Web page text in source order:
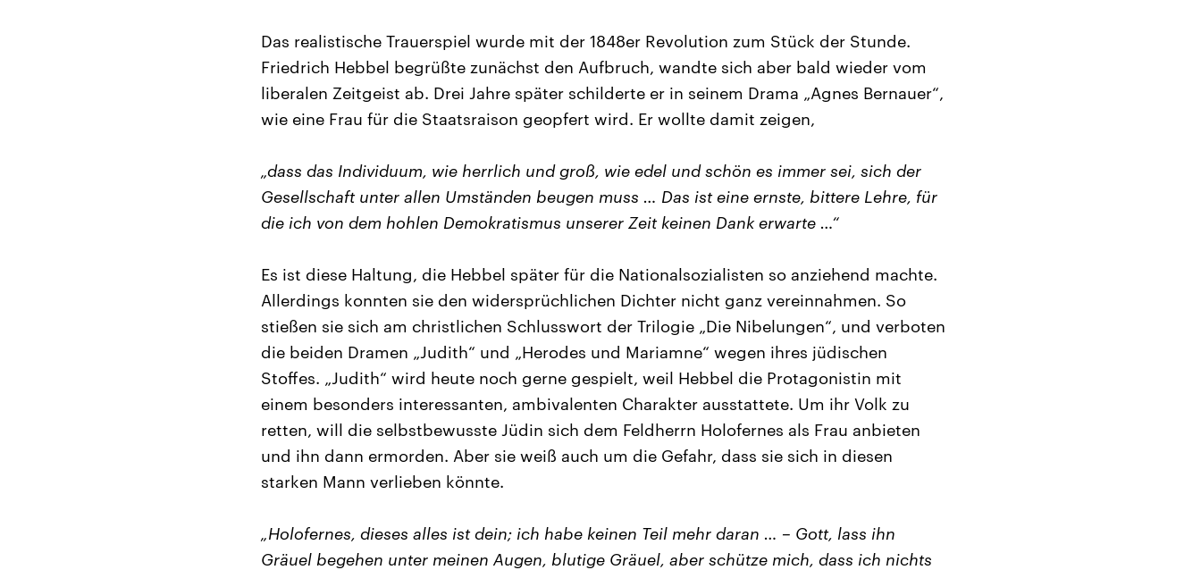
Das realistische Trauerspiel wurde mit der 1848er Revolution zum Stück der Stunde.
Friedrich Hebbel begrüßte zunächst den Aufbruch, wandte sich aber bald wieder vom
liberalen Zeitgeist ab. Drei Jahre später schilderte er in seinem Drama „Agnes Bernauer“,
wie eine Frau für die Staatsraison geopfert wird. Er wollte damit zeigen,
„dass das Individuum, wie herrlich und groß, wie edel und schön es immer sei, sich der
Gesellschaft unter allen Umständen beugen muss … Das ist eine ernste, bittere Lehre, für
die ich von dem hohlen Demokratismus unserer Zeit keinen Dank erwarte …“
Es ist diese Haltung, die Hebbel später für die Nationalsozialisten so anziehend machte.
Allerdings konnten sie den widersprüchlichen Dichter nicht ganz vereinnahmen. So
stießen sie sich am christlichen Schlusswort der Trilogie „Die Nibelungen“, und verboten
die beiden Dramen „Judith“ und „Herodes und Mariamne“ wegen ihres jüdischen
Stoffes. „Judith“ wird heute noch gerne gespielt, weil Hebbel die Protagonistin mit
einem besonders interessanten, ambivalenten Charakter ausstattete. Um ihr Volk zu
retten, will die selbstbewusste Jüdin sich dem Feldherrn Holofernes als Frau anbieten
und ihn dann ermorden. Aber sie weiß auch um die Gefahr, dass sie sich in diesen
starken Mann verlieben könnte.
„Holofernes, dieses alles ist dein; ich habe keinen Teil mehr daran … – Gott, lass ihn
Gräuel begehen unter meinen Augen, blutige Gräuel, aber schütze mich, dass ich nichts